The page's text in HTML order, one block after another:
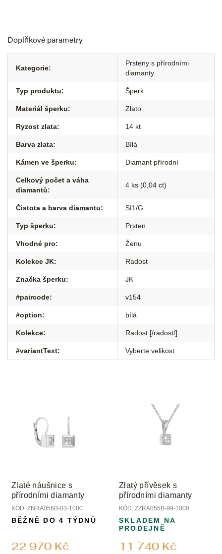
Doplňkové parametry
Kategorie:
Prsteny s přírodními
diamanty
Typ produktu: Šperk
Materiál šperku: Zlato
Ryzost zlata: 14 kt
Barva zlata: Bílá
Kámen ve šperku: Diamant přírodní
Celkový počet a váha
diamantů:
4 ks (0,04 ct)
Čistota a barva diamantu: SI1/G
Typ šperku: Prsten
Vhodné pro: Ženu
Kolekce JK: Radost
Značka šperku: JK
#paircode: v154
#option: bílá
Kolekce: Radost [/radost/]
#variantText: Vyberte velikost
Zlaté náušnice s
přírodními diamanty
KÓD: ZNRA056B-03-1000
22 970 Kč
BĚŽNĚ DO 4 TÝDNŮ
Zlatý přívěsek s
přírodními diamanty
KÓD: ZZRA055B-99-1000
11 740 Kč
SKLADEM NA
PRODEJNĚ